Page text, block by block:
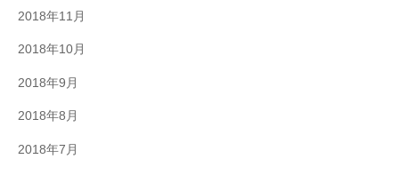
2018年11月
2018年10月
2018年9月
2018年8月
2018年7月